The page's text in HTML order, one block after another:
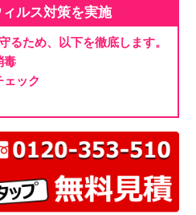
ルス対策を実施
るため、以下を徹底します。
毒
ック